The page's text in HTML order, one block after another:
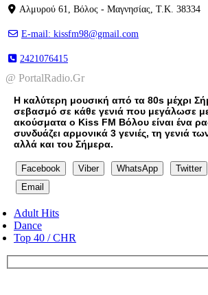
Αλμυρού 61, Βόλος - Μαγνησίας, T.K. 38334
E-mail: kissfm98@gmail.com
2421076415
@ PortalRadio.Gr
H καλύτερη μουσική από τα 80s μέχρι
σεβασμό σε κάθε γενιά που μεγάλωσε με
ακούσματα ο Kiss FM Βόλου είναι ένα
συνδυάζει αρμονικά 3 γενιές, τη γενιά
αλλά και του Σήμερα.
Facebook Viber WhatsApp Twitter
Email
Adult Hits
Dance
Top 40 / CHR